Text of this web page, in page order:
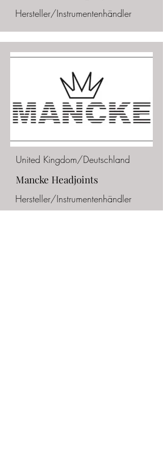
Hersteller/Instrumentenhändler
United Kingdom/Deutschland
Mancke Headjoints
Hersteller/Instrumentenhändler